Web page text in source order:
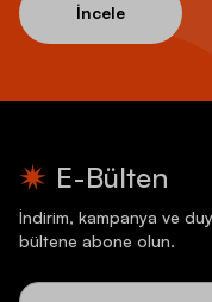
İncele
E-Bülten
İndirim, kampanya ve
bültene abone olun.